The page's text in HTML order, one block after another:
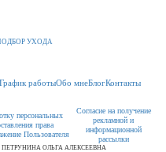
ПОДБОР УХОДА
График работыОбо мнеБлогКонтакты
персональных
права
Пользователя
Согласие на получение
рекламной и
информационной
рассылки
ОЛЬГА АЛЕКСЕЕВНА